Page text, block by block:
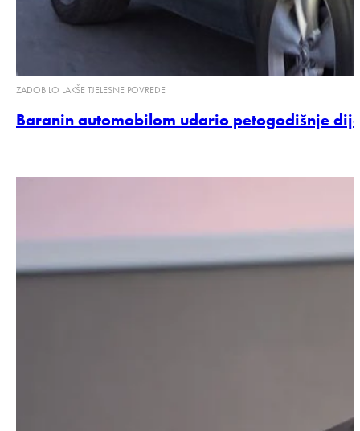
ZADOBILO LAKŠE TJELESNE POVREDE
Baranin automobilom udario petogodišnje